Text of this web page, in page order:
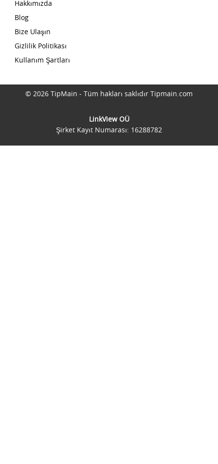
Hakkımızda
Blog
Bize Ulaşın
Gizlilik Politikası
Kullanım Şartları
© 2026 TipMain - Tüm hakları saklıdır Tipmain.com
LinkView OÜ
Şirket Kayıt Numarası: 16288782